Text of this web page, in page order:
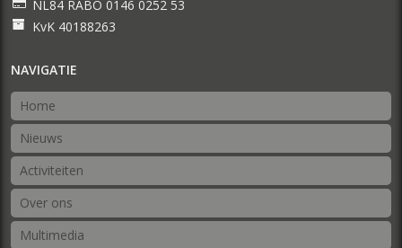
NL84 RABO 0146 0252 53
KvK 40188263
NAVIGATIE
Home
Nieuws
Activiteiten
Over ons
Multimedia